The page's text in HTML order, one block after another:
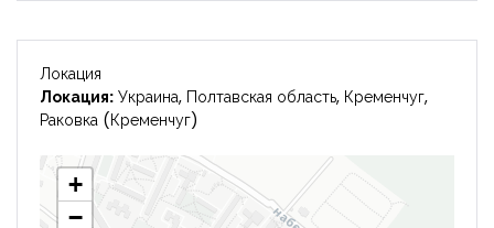
Локация
Локация: Украина, Полтавская область, Кременчуг,
Раковка (Кременчуг)
+
−